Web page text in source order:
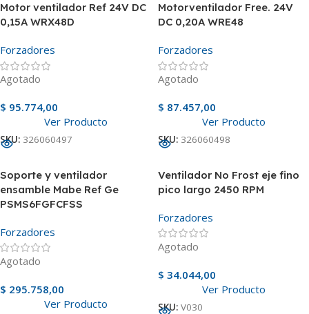
Motor ventilador Ref 24V DC
0,15A WRX48D
Forzadores
Agotado
$ 95.774,00
Ver Producto
SKU: 326060497
Motorventilador Free. 24V
DC 0,20A WRE48
Forzadores
Agotado
$ 87.457,00
Ver Producto
SKU: 326060498
Soporte y ventilador
ensamble Mabe Ref Ge
PSMS6FGFCFSS
Forzadores
Agotado
$ 295.758,00
Ver Producto
Ventilador No Frost eje fino
pico largo 2450 RPM
Forzadores
Agotado
$ 34.044,00
Ver Producto
SKU: V030